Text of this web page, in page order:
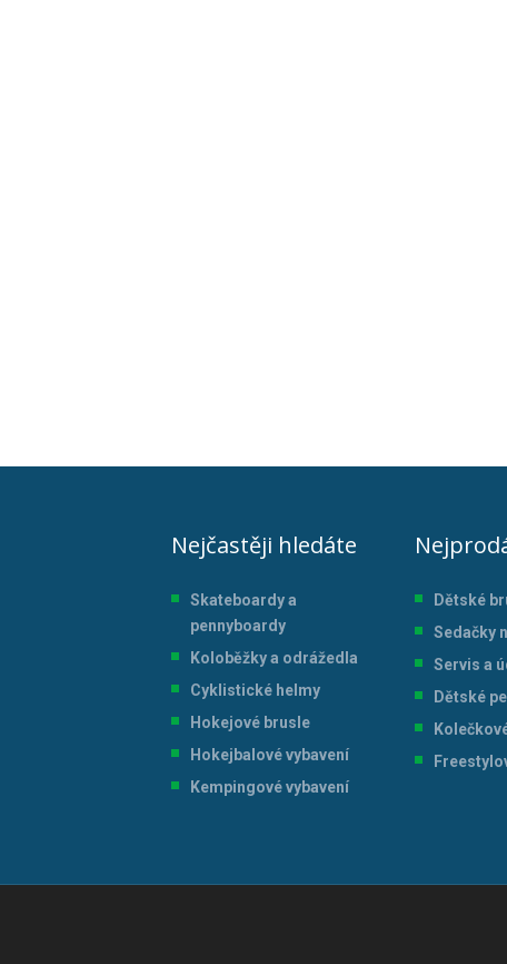
Nejčastěji hledáte
Skateboardy a
pennyboardy
Koloběžky a odrážedla
Cyklistické helmy
Hokejové brusle
Hokejbalové vybavení
Kempingové vybavení
Dětské
Sedačky
Servis a
Dětské